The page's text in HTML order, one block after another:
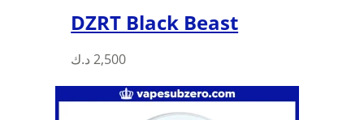
DZRT Black Beast
2,500 د.ك